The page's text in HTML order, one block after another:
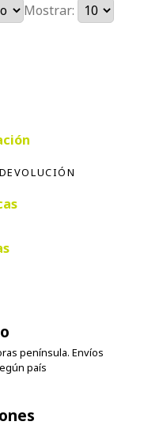
Mostrar: